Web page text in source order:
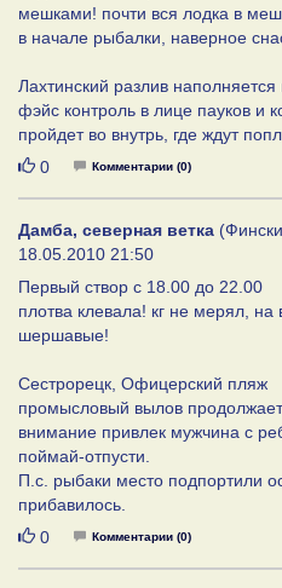
мешками! почти вся лодка в
в начале рыбалки, наверное
Лахтинский разлив
фэйс контроль в лице пауков и
пройдет во внутрь, где ждут
Нравится
0 Комментарии (0)
Дамба, северная ветка
18.05.2010 21:50
Первый створ с 18.00 до 22.00
плотва клевала! кг не мерял, на
шершавые!
Сестрорецк, Офицерский пляж
промысловый вылов
внимание привлек мужчина с
поймай-отпусти.
П.с. рыбаки место подпортили
прибавилось.
Нравится
0 Комментарии (0)